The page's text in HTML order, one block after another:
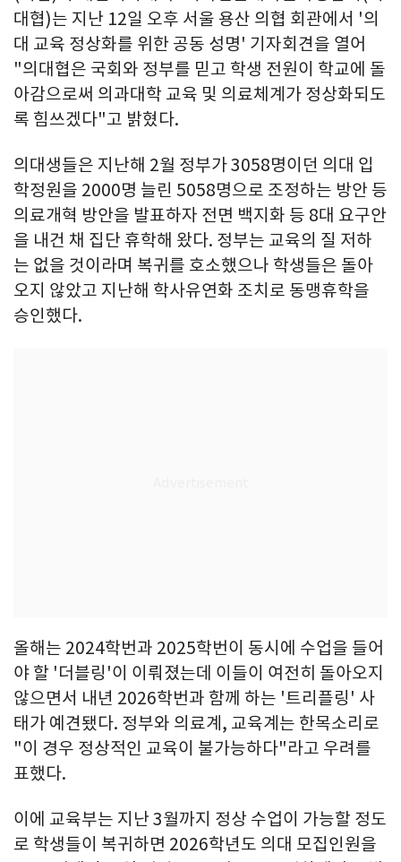
대협)는 지난 12일 오후 서울 용산 의협 회관에서 '의
대 교육 정상화를 위한 공동 성명' 기자회견을 열어
"의대협은 국회와 정부를 믿고 학생 전원이 학교에 돌
아감으로써 의과대학 교육 및 의료체계가 정상화되도
록 힘쓰겠다"고 밝혔다.
의대생들은 지난해 2월 정부가 3058명이던 의대 입
학정원을 2000명 늘린 5058명으로 조정하는 방안 등
의료개혁 방안을 발표하자 전면 백지화 등 8대 요구안
을 내건 채 집단 휴학해 왔다. 정부는 교육의 질 저하
는 없을 것이라며 복귀를 호소했으나 학생들은 돌아
오지 않았고 지난해 학사유연화 조치로 동맹휴학을
승인했다.
올해는 2024학번과 2025학번이 동시에 수업을 들어
야 할 '더블링'이 이뤄졌는데 이들이 여전히 돌아오지
않으면서 내년 2026학번과 함께 하는 '트리플링' 사
태가 예견됐다. 정부와 의료계, 교육계는 한목소리로
"이 경우 정상적인 교육이 불가능하다"라고 우려를
표했다.
이에 교육부는 지난 3월까지 정상 수업이 가능할 정도
로 학생들이 복귀하면 2026학년도 의대 모집인원을